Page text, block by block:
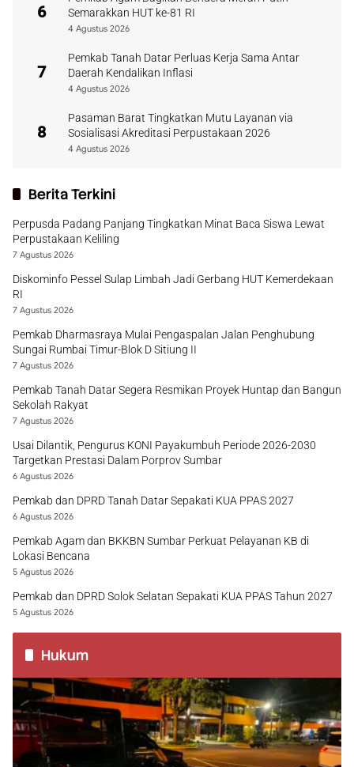
6
Semarakkan HUT ke-81 RI
4 Agustus 2026
7
Pemkab Tanah Datar Perluas Kerja Sama Antar
Daerah Kendalikan Inflasi
4 Agustus 2026
8
Pasaman Barat Tingkatkan Mutu Layanan via
Sosialisasi Akreditasi Perpustakaan 2026
4 Agustus 2026
Berita Terkini
Perpusda Padang Panjang Tingkatkan Minat Baca Siswa Lewat
Perpustakaan Keliling
7 Agustus 2026
Diskominfo Pessel Sulap Limbah Jadi Gerbang HUT Kemerdekaan
RI
7 Agustus 2026
Pemkab Dharmasraya Mulai Pengaspalan Jalan Penghubung
Sungai Rumbai Timur-Blok D Sitiung II
7 Agustus 2026
Pemkab Tanah Datar Segera Resmikan Proyek Huntap dan Bangun
Sekolah Rakyat
7 Agustus 2026
Usai Dilantik, Pengurus KONI Payakumbuh Periode 2026-2030
Targetkan Prestasi Dalam Porprov Sumbar
6 Agustus 2026
Pemkab dan DPRD Tanah Datar Sepakati KUA PPAS 2027
6 Agustus 2026
Pemkab Agam dan BKKBN Sumbar Perkuat Pelayanan KB di
Lokasi Bencana
5 Agustus 2026
Pemkab dan DPRD Solok Selatan Sepakati KUA PPAS Tahun 2027
5 Agustus 2026
Hukum